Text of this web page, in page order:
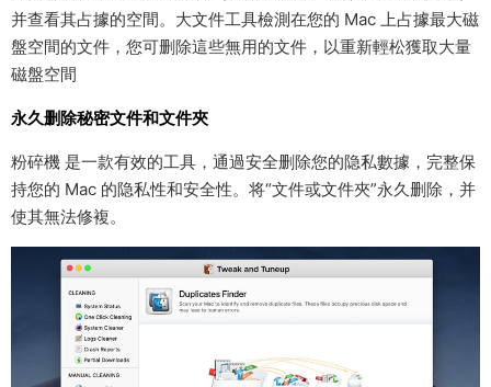
并查看其占據的空間。大文件工具檢測在您的 Mac 上占據最大磁
盤空間的文件，您可删除這些無用的文件，以重新輕松獲取大量
磁盤空間
永久删除秘密文件和文件夾
粉碎機 是一款有效的工具，通過安全删除您的隐私數據，完整保
持您的 Mac 的隐私性和安全性。将“文件或文件夾”永久删除，并
使其無法修複。